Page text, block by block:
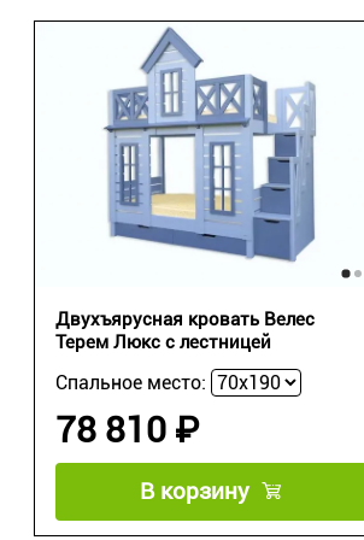
Двухъярусная кровать Велес
Терем Люкс с лестницей
Спальное место:
78 810 ₽
В корзину